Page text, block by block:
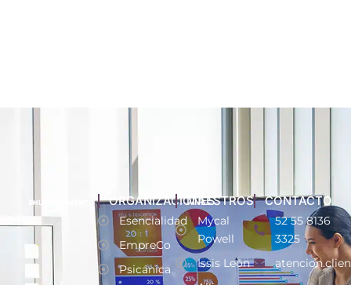
ORGANIZACIONES
Esencialidad
EmpreCo
Psicánica
MAESTROS
Mycal
Powell
Issis León
CONTACTO
52 55 8136
3325